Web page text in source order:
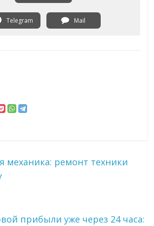
Telegram Mail
механика: ремонт техники
прибыли уже через 24 часа: